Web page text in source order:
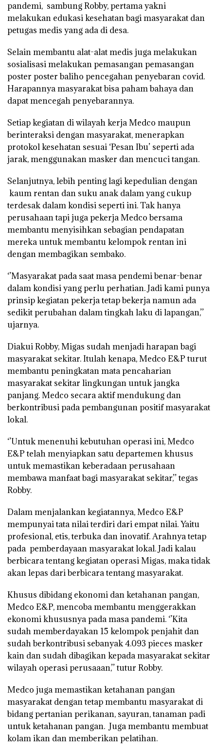
pandemi, sambung Robby, pertama yakni
melakukan edukasi kesehatan bagi masyarakat dan
petugas medis yang ada di desa.
Selain membantu alat-alat medis juga melakukan
sosialisasi melakukan pemasangan pemasangan
poster poster baliho pencegahan penyebaran covid.
Harapannya masyarakat bisa paham bahaya dan
dapat mencegah penyebarannya.
Setiap kegiatan di wilayah kerja Medco maupun
berinteraksi dengan masyarakat, menerapkan
protokol kesehatan sesuai ‘Pesan Ibu’ seperti ada
jarak, menggunakan masker dan mencuci tangan.
Selanjutnya, lebih penting lagi kepedulian dengan
kaum rentan dan suku anak dalam yang cukup
terdesak dalam kondisi seperti ini. Tak hanya
perusahaan tapi juga pekerja Medco bersama
membantu menyisihkan sebagian pendapatan
mereka untuk membantu kelompok rentan ini
dengan membagikan sembako.
‘’Masyarakat pada saat masa pendemi benar-benar
dalam kondisi yang perlu perhatian. Jadi kami punya
prinsip kegiatan pekerja tetap bekerja namun ada
sedikit perubahan dalam tingkah laku di lapangan,’’
ujarnya.
Diakui Robby, Migas sudah menjadi harapan bagi
masyarakat sekitar. Itulah kenapa, Medco E&P turut
membantu peningkatan mata pencaharian
masyarakat sekitar lingkungan untuk jangka
panjang. Medco secara aktif mendukung dan
berkontribusi pada pembangunan positif masyarakat
lokal.
‘’Untuk menenuhi kebutuhan operasi ini, Medco
E&P telah menyiapkan satu departemen khusus
untuk memastikan keberadaan perusahaan
membawa manfaat bagi masyarakat sekitar,’’ tegas
Robby.
Dalam menjalankan kegiatannya, Medco E&P
mempunyai tata nilai terdiri dari empat nilai. Yaitu
profesional, etis, terbuka dan inovatif. Arahnya tetap
pada pemberdayaan masyarakat lokal. Jadi kalau
berbicara tentang kegiatan operasi Migas, maka tidak
akan lepas dari berbicara tentang masyarakat.
Khusus dibidang ekonomi dan ketahanan pangan,
Medco E&P, mencoba membantu menggerakkan
ekonomi khususnya pada masa pandemi. ‘’Kita
sudah memberdayakan 15 kelompok penjahit dan
sudah berkontribusi sebanyak 4.093 pieces masker
kain dan sudah dibagikan kepada masyarakat sekitar
wilayah operasi perusaaan,’’ tutur Robby.
Medco juga memastikan ketahanan pangan
masyarakat dengan tetap membantu masyarakat di
bidang pertanian perikanan, sayuran, tanaman padi
untuk ketahanan pangan. Juga membantu membuat
kolam ikan dan memberikan pelatihan.